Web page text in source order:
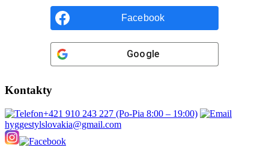
Facebook
Google
Kontakty
+421 910 243 227 (Po-Pia 8:00 – 19:00)
hyggestylslovakia@gmail.com